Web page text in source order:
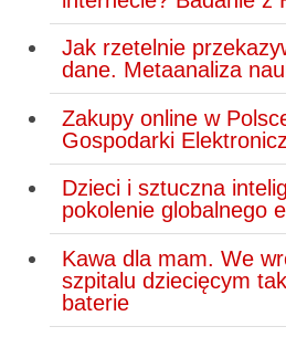
Jak rzetelnie
dane. Metaanaliza
Zakupy online w
Gospodarki
Dzieci i sztuczna
pokolenie globalnego
Kawa dla mam. We
szpitalu dziecięcym
baterie